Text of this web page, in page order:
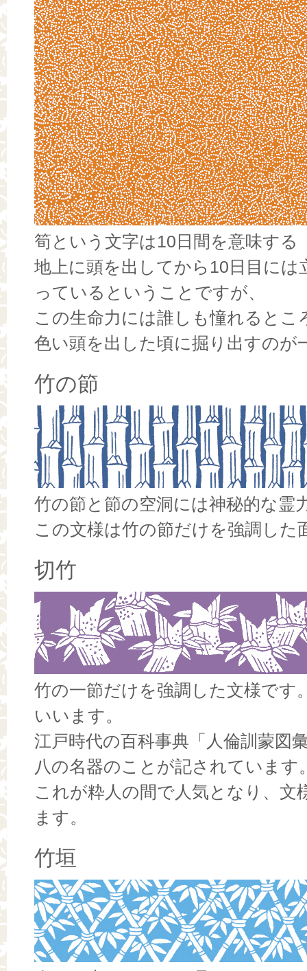
筍という文字は10日間を意味する
地上に頭を出してから10日目に
っているということですが、
この生命力には誰しも憧れると
色い頭を出した頃に掘り出すのが
竹の節
竹の節と節の空洞には神秘的な霊
この文様は竹の節だけを強調し
切竹
竹の一節だけを強調した文様です
いいます。
江戸時代の百科事典「人倫訓蒙図
八の名器のことが記されています
これが粋人の間で人気となり、
ます。
竹垣